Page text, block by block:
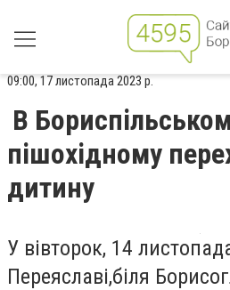
09:00, 17 листопада 2023 р.
В
пішохідному
дитину
У вівторок, 14
Переяславі,біля